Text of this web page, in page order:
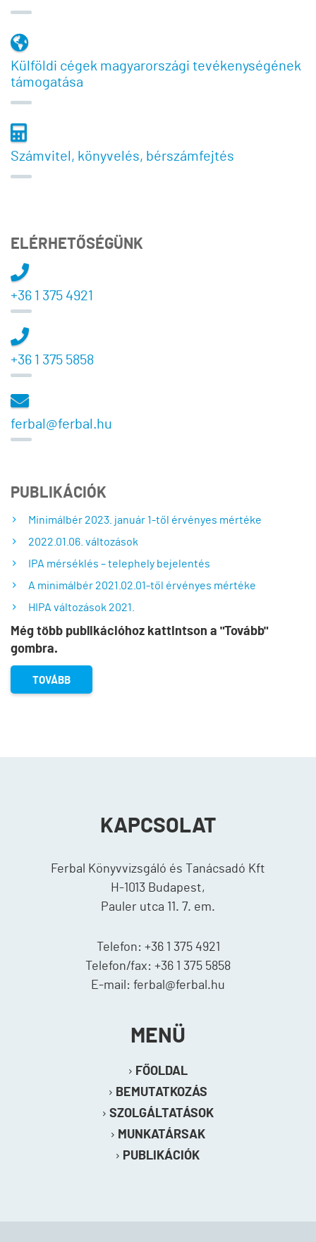
Külföldi cégek magyarországi tevékenységének
támogatása
Számvitel, könyvelés, bérszámfejtés
ELÉRHETŐSÉGÜNK
+36 1 375 4921
+36 1 375 5858
ferbal@ferbal.hu
PUBLIKÁCIÓK
Minimálbér 2023. január 1-től érvényes mértéke
2022.01.06. változások
IPA mérséklés – telephely bejelentés
A minimálbér 2021.02.01-től érvényes mértéke
HIPA változások 2021.
Még több publikációhoz kattintson a "Tovább"
gombra.
TOVÁBB
KAPCSOLAT
Ferbal Könyvvizsgáló és Tanácsadó Kft
H-1013 Budapest,
Pauler utca 11. 7. em.
Telefon: +36 1 375 4921
Telefon/fax: +36 1 375 5858
E-mail: ferbal@ferbal.hu
MENÜ
FŐOLDAL
BEMUTATKOZÁS
SZOLGÁLTATÁSOK
MUNKATÁRSAK
PUBLIKÁCIÓK